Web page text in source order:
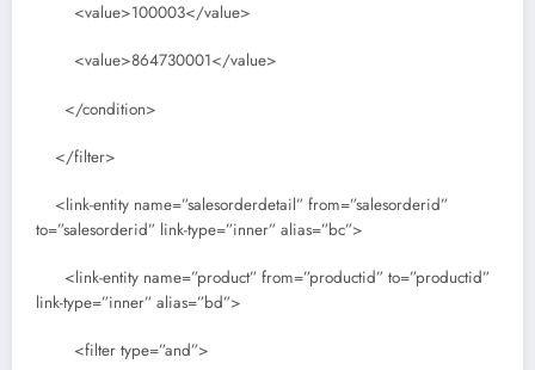
<value>100003</value>
<value>864730001</value>
</condition>
</filter>
<link-entity name=”salesorderdetail” from=”salesorderid”
to=”salesorderid” link-type=”inner” alias=”bc”>
<link-entity name=”product” from=”productid” to=”productid”
link-type=”inner” alias=”bd”>
<filter type=”and”>